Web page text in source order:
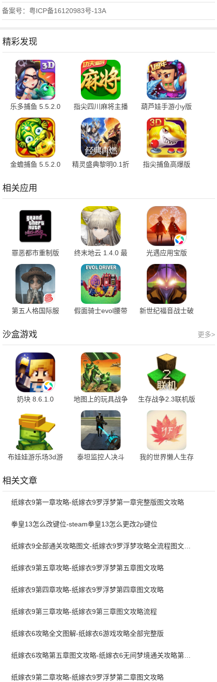
备案号：粤ICP备16120983号-13A
精彩发现
乐多捕鱼 5.5.2.0
安卓版
指尖四川麻将主播
版 7.10.604 官方
版
葫芦娃手游小y版
4.10.50 最新版
金蟾捕鱼 5.5.2.0
精灵盛典黎明0.1折
指尖捕鱼高爆版
相关应用
罪恶都市重制版
1.12.259 最新版
终末地云 1.4.0 最
新版
光遇应用宝版
0.16.0 最新版
第五人格国际服
假面骑士evol腰带
新世纪福音战士破
更多>
沙盒游戏
奶块 8.6.1.0
地图上的玩具战争
3.4.18
生存战争2.3联机版
API_Net_2_3 最新
版
布娃娃游乐场3d游
泰坦监控人决斗
我的世界懒人生存
相关文章
纸嫁衣9第一章攻略-纸嫁衣9罗浮梦第一章完整版图文攻略
拳皇13怎么改键位-steam拳皇13怎么更改2p键位
纸嫁衣9全部通关攻略图文-纸嫁衣9罗浮梦攻略全流程图文详解
纸嫁衣9第五章攻略-纸嫁衣9罗浮梦第五章图文攻略
纸嫁衣9第四章攻略-纸嫁衣9罗浮梦第四章图文攻略
纸嫁衣9第三章攻略-纸嫁衣9第三章图文攻略流程
纸嫁衣6攻略全文图解-纸嫁衣6游戏攻略全部完整版
纸嫁衣6攻略第五章图文攻略-纸嫁衣6无间梦境通关攻略第五章
纸嫁衣9第二章攻略-纸嫁衣9罗浮梦第二章图文攻略